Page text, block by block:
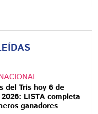
del Tris hoy 6 de
LISTA completa
ganadores